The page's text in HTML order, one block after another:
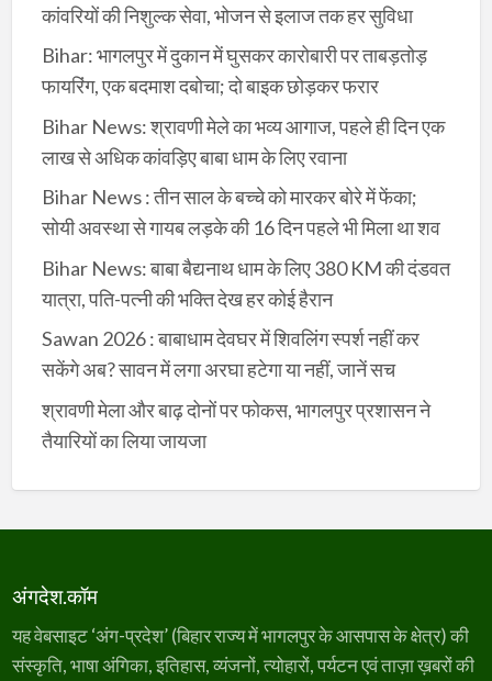
कांवरियों की निशुल्क सेवा, भोजन से इलाज तक हर सुविधा
Bihar: भागलपुर में दुकान में घुसकर कारोबारी पर ताबड़तोड़
फायरिंग, एक बदमाश दबोचा; दो बाइक छोड़कर फरार
Bihar News: श्रावणी मेले का भव्य आगाज, पहले ही दिन एक
लाख से अधिक कांवड़िए बाबा धाम के लिए रवाना
Bihar News : तीन साल के बच्चे को मारकर बोरे में फेंका;
सोयी अवस्था से गायब लड़के की 16 दिन पहले भी मिला था शव
Bihar News: बाबा बैद्यनाथ धाम के लिए 380 KM की दंडवत
यात्रा, पति-पत्नी की भक्ति देख हर कोई हैरान
Sawan 2026 : बाबाधाम देवघर में शिवलिंग स्पर्श नहीं कर
सकेंगे अब? सावन में लगा अरघा हटेगा या नहीं, जानें सच
श्रावणी मेला और बाढ़ दोनों पर फोकस, भागलपुर प्रशासन ने
तैयारियों का लिया जायजा
अंगदेश.कॉम
यह वेबसाइट ‘अंग-प्रदेश’ (बिहार राज्य में भागलपुर के आसपास के क्षेत्र) की
संस्कृति, भाषा अंगिका, इतिहास, व्यंजनों, त्योहारों, पर्यटन एवं ताज़ा ख़बरों की